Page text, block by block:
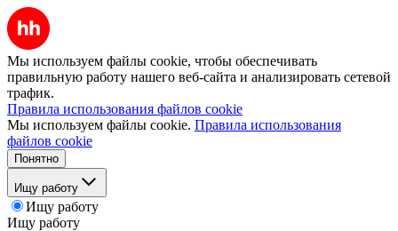
Мы используем файлы cookie, чтобы обеспечивать
правильную работу нашего веб-сайта и анализировать сетевой
трафик.
Правила использования файлов cookie
Мы используем файлы cookie. Правила использования
файлов cookie
Понятно
Ищу работу
Ищу работу
Ищу работу